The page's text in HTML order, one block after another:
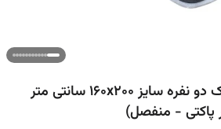
تشک طبی فنری یونیک دو نفره سایز ۱۶۰x۲۰۰ سانتی متر
پاکتی - منفصل)